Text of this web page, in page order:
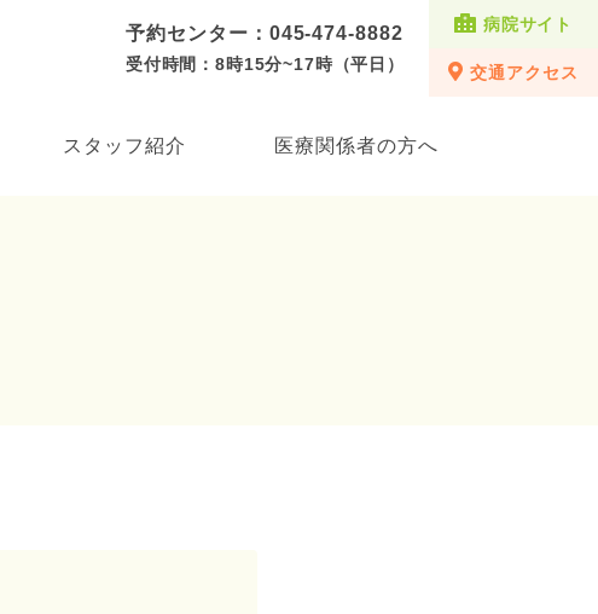
予約センター：045-474-8882
受付時間：8時15分~17時（平日）
病院サイト
交通アクセス
スタッフ紹介 医療関係者の方へ